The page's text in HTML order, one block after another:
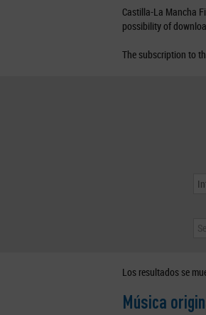
Castilla-La Mancha
possibility of
The subscription to
Los resultados se
Música